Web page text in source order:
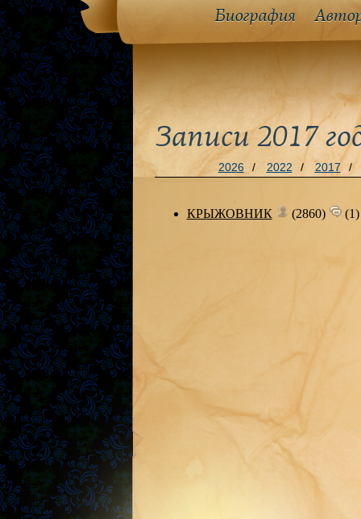
Биография
Записи 2017
2026 / 2022 / 2017 /
КРЫЖОВНИК (2860) (1)